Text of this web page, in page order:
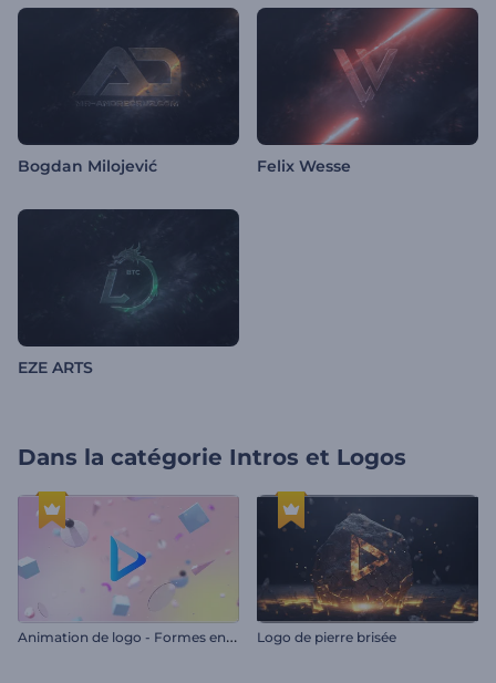
Bogdan Milojević Felix Wesse
EZE ARTS
Dans la catégorie Intros et Logos
A
nimation de logo - Formes en apesanteur Logo de pierre brisée